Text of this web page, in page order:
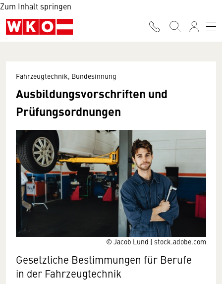
Zum Inhalt springen
© Jacob Lund | stock.adobe.com
Fahrzeugtechnik, Bundesinnung
Ausbildungsvorschriften und
Prüfungsordnungen
Gesetzliche Bestimmungen für Berufe
in der Fahrzeugtechnik